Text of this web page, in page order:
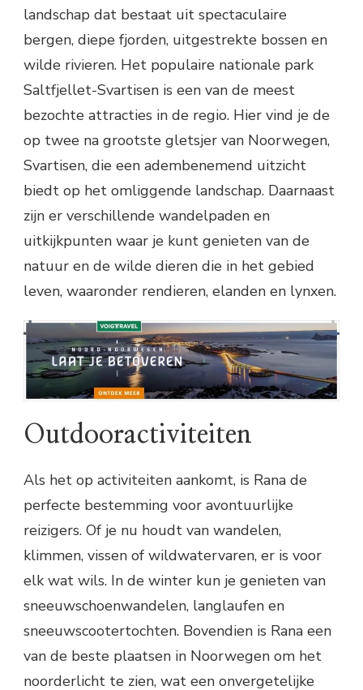
landschap dat bestaat uit spectaculaire
bergen, diepe fjorden, uitgestrekte bossen en
wilde rivieren. Het populaire nationale park
Saltfjellet-Svartisen is een van de meest
bezochte attracties in de regio. Hier vind je de
op twee na grootste gletsjer van Noorwegen,
Svartisen, die een adembenemend uitzicht
biedt op het omliggende landschap. Daarnaast
zijn er verschillende wandelpaden en
uitkijkpunten waar je kunt genieten van de
natuur en de wilde dieren die in het gebied
leven, waaronder rendieren, elanden en lynxen.
Outdooractiviteiten
Als het op activiteiten aankomt, is Rana de
perfecte bestemming voor avontuurlijke
reizigers. Of je nu houdt van wandelen,
klimmen, vissen of wildwatervaren, er is voor
elk wat wils. In de winter kun je genieten van
sneeuwschoenwandelen, langlaufen en
sneeuwscootertochten. Bovendien is Rana een
van de beste plaatsen in Noorwegen om het
noorderlicht te zien, wat een onvergetelijke